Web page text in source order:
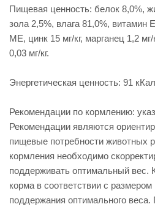
Пищевая ценность: белок 8,0%,
зола 2,5%, влага 81,0%, витамин
МЕ, цинк 15 мг/кг, марганец 1,2 мг/
0,03 мг/кг.
Энергетическая ценность: 91
Рекомендации по кормлению:
Рекомендации являются
пищевые потребности животных
кормления необходимо
поддерживать оптимальный вес.
корма в соответствии с
поддержания оптимального